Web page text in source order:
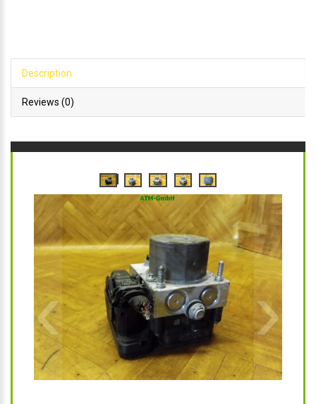
Description
Reviews (0)
‹ ›